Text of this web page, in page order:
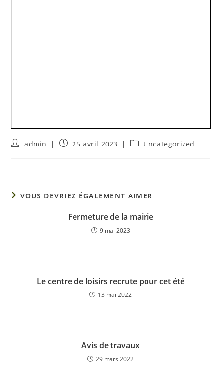
admin 25 avril 2023 Uncategorized
VOUS DEVRIEZ ÉGALEMENT AIMER
Fermeture de la mairie
9 mai 2023
Le centre de loisirs recrute pour cet été
13 mai 2022
Avis de travaux
29 mars 2022